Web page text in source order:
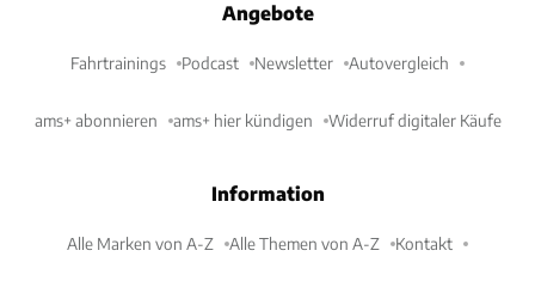
Angebote
Fahrtrainings Podcast Newsletter Autovergleich
ams+ abonnieren ams+ hier kündigen Widerruf digitaler Käufe
Information
Alle Marken von A-Z Alle Themen von A-Z Kontakt